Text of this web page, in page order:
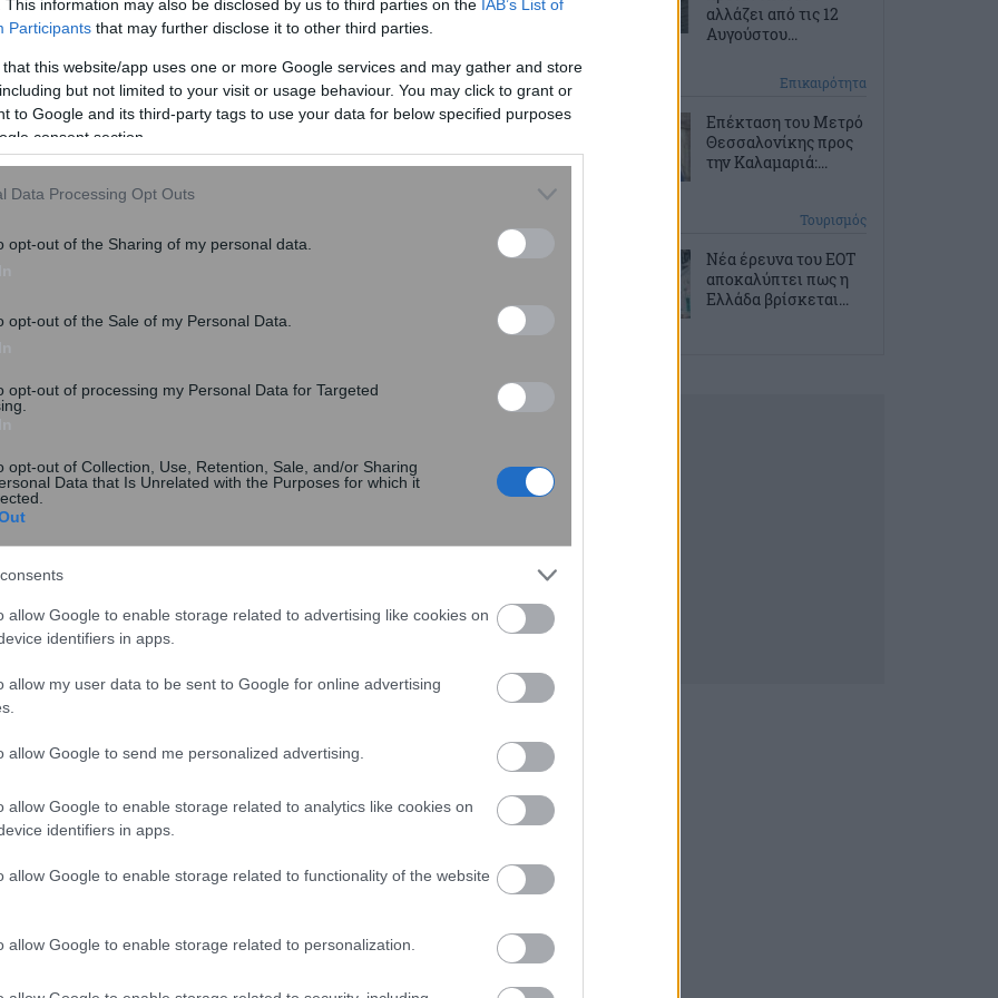
This information may also be disclosed by us to third parties on the IAB’s List of
Participants that may further disclose it to other third parties.
that this website/app uses one or more Google services and may gather and store
but not limited to your visit or usage behaviour. You may click to grant or
to Google and its third-party tags to use your data for below specified purposes
consent section.
Data Processing Opt Outs
opt-out of the Sharing of my personal data.
opt-out of the Sale of my Personal Data.
opt-out of processing my Personal Data for Targeted
opt-out of Collection, Use, Retention, Sale, and/or Sharing
Data that Is Unrelated with the Purposes for which it
allow Google to enable storage related to advertising like cookies on
identifiers in apps.
allow my user data to be sent to Google for online advertising
allow Google to send me personalized advertising.
allow Google to enable storage related to analytics like cookies on
identifiers in apps.
allow Google to enable storage related to functionality of the website
allow Google to enable storage related to personalization.
και 70 επίσης αποτυχημένες προσπάθειες αγοράς
καυσίμων με τις άυλες ψηφιακές κάρτες,
Διακυβέρνησης.
του Σαββάτου, είχαν γίνει οι πρώτες 5.612
είχαν πιστωθεί 7 εκατομμύρια ευρώ σε
ποσού σε τραπεζικούς λογαριασμούς, και όχι
υποδέχεται αιτήσεις απ’ όλα πλέον τα
αλλάζει από τις 12
Αυγούστου...
Επικαιρότητα
Επέκταση του Μετρό
Θεσσαλονίκης προς
την Καλαμαριά:...
Τουρισμός
Νέα έρευνα του ΕΟΤ
αποκαλύπτει πως η
Ελλάδα βρίσκεται...